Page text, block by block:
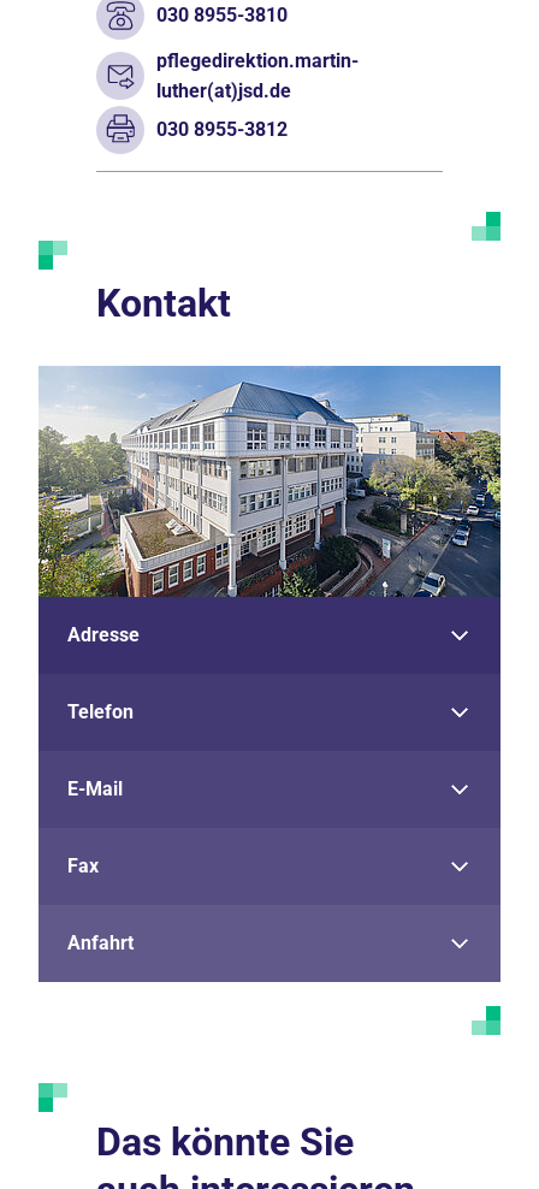
030 8955-3810
pflegedirektion.martin-
luther(at)jsd.de
030 8955-3812
Kontakt
Adresse
Telefon
E-Mail
Fax
Anfahrt
Das könnte Sie